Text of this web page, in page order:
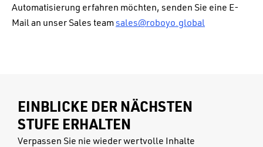
Automatisierung erfahren möchten, senden Sie eine E-
Mail an unser Sales teamsales@roboyo.global
EINBLICKE DER NÄCHSTEN
STUFE ERHALTEN
Verpassen Sie nie wieder wertvolle Inhalte